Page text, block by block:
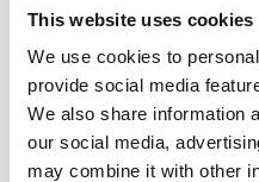
This website uses cookies
We use cookies to
provide social media
We also share information
our social media,
may combine it with other
stilla. Allt rör sig i
skapar en dynamisk
visar vägen framåt.
med legendariska
inklusive CHANEL,